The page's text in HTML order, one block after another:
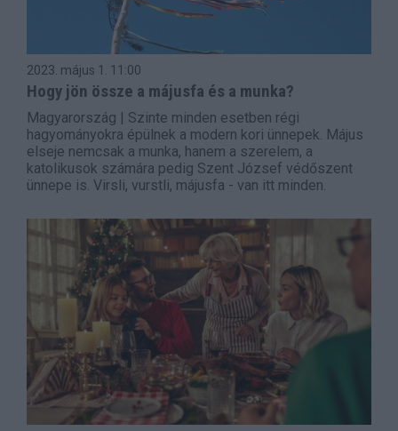
2023. május 1. 11:00
Hogy jön össze a májusfa és a munka?
Magyarország | Szinte minden esetben régi
hagyományokra épülnek a modern kori ünnepek. Május
elseje nemcsak a munka, hanem a szerelem, a
katolikusok számára pedig Szent József védőszent
ünnepe is. Virsli, vurstli, májusfa - van itt minden.